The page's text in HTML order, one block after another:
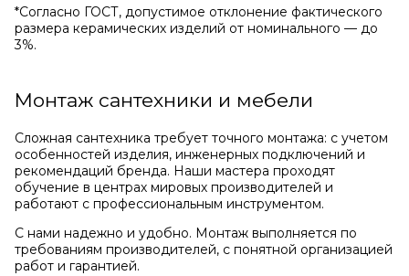
*Cогласно ГОСТ, допустимое отклонение фактического
размера керамических изделий от номинального — до
3%.
Монтаж сантехники и мебели
Сложная сантехника требует точного монтажа: с учетом
особенностей изделия, инженерных подключений и
рекомендаций бренда. Наши мастера проходят
обучение в центрах мировых производителей и
работают с профессиональным инструментом.
С нами надежно и удобно. Монтаж выполняется по
требованиям производителей, с понятной организацией
работ и гарантией.